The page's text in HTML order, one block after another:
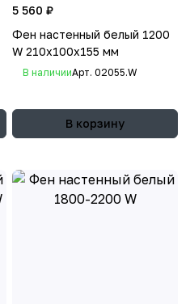
5 560 ₽
Фен настенный белый 1200
W 210х100х155 мм
В наличииАрт. 02055.W
В корзину